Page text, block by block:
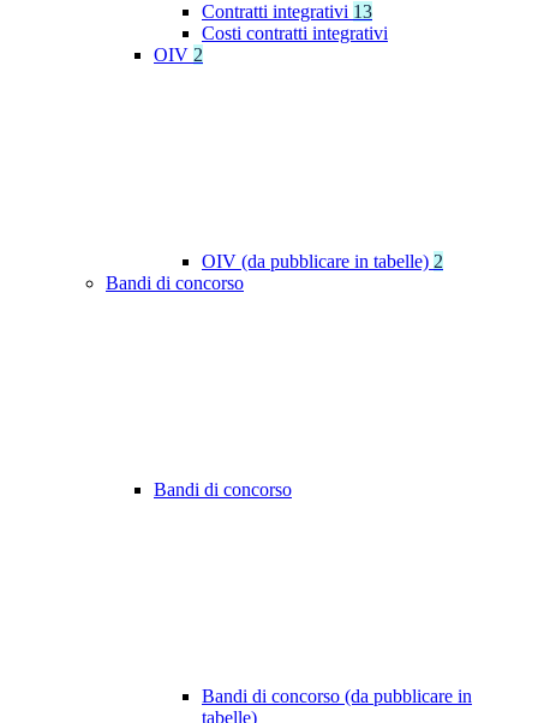
Contratti integrativi 13
Costi contratti integrativi
OIV 2
OIV (da pubblicare in tabelle) 2
Bandi di concorso
Bandi di concorso
Bandi di concorso (da pubblicare in
tabelle)